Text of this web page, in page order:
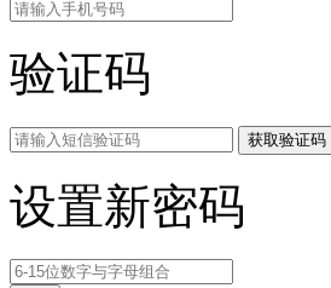
验证码
获取验证码
设置新密码